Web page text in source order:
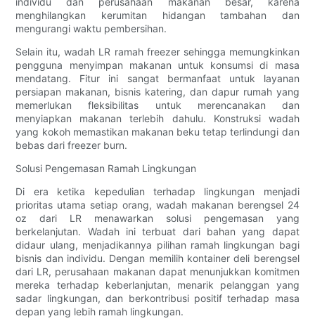
menghilangkan kerumitan hidangan tambahan dan
mengurangi waktu pembersihan.
Selain itu, wadah LR ramah freezer sehingga memungkinkan
pengguna menyimpan makanan untuk konsumsi di masa
mendatang. Fitur ini sangat bermanfaat untuk layanan
persiapan makanan, bisnis katering, dan dapur rumah yang
memerlukan fleksibilitas untuk merencanakan dan
menyiapkan makanan terlebih dahulu. Konstruksi wadah
yang kokoh memastikan makanan beku tetap terlindungi dan
bebas dari freezer burn.
Solusi Pengemasan Ramah Lingkungan
Di era ketika kepedulian terhadap lingkungan menjadi
prioritas utama setiap orang, wadah makanan berengsel 24
oz dari LR menawarkan solusi pengemasan yang
berkelanjutan. Wadah ini terbuat dari bahan yang dapat
didaur ulang, menjadikannya pilihan ramah lingkungan bagi
bisnis dan individu. Dengan memilih kontainer deli berengsel
dari LR, perusahaan makanan dapat menunjukkan komitmen
mereka terhadap keberlanjutan, menarik pelanggan yang
sadar lingkungan, dan berkontribusi positif terhadap masa
depan yang lebih ramah lingkungan.